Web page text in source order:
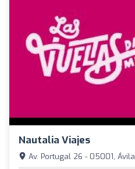
Nautalia Viajes
Av. Portugal 26 - 05001, Ávila